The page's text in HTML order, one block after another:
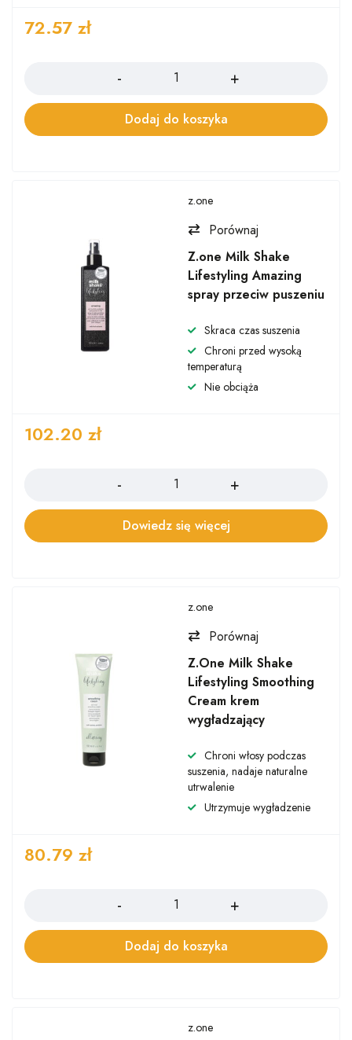
72.57 zł
Dodaj do koszyka
z.one
Porównaj
Z.one Milk Shake
Lifestyling Amazing
spray przeciw puszeniu
Skraca czas suszenia
Chroni przed wysoką
temperaturą
Nie obciąża
102.20 zł
Dowiedz się więcej
z.one
Porównaj
Z.One Milk Shake
Lifestyling Smoothing
Cream krem
wygładzający
Chroni włosy podczas
suszenia, nadaje naturalne
utrwalenie
Utrzymuje wygładzenie
80.79 zł
Dodaj do koszyka
z.one